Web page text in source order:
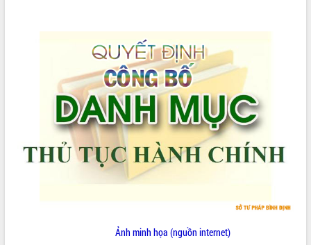
QUY HOẠCH - KẾ HOẠCH
Ảnh minh họa (nguồn internet)